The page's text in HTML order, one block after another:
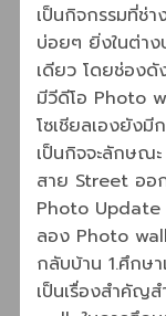
เป็นกิจกรรมที่ช่
บ่อยๆ ยิ่งในต่าง
เดียว โดยช่อง
มีวีดีโอ Photo
โซเชียลเองยัง
เป็นกิจจะลักษณ
สาย Street ออ
Photo Update
ลอง Photo
กลับบ้าน 1.ศึกษ
เป็นเรื่องสำคัญ